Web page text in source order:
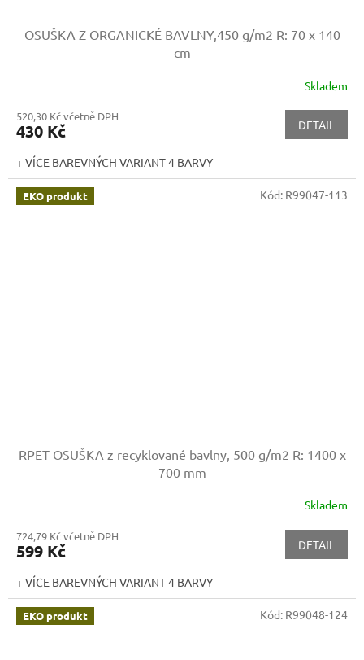
OSUŠKA Z ORGANICKÉ BAVLNY,450 g/m2 R: 70 x 140
cm
Skladem
520,30 Kč včetně DPH
430 Kč DETAIL
+ VÍCE BAREVNÝCH VARIANT 4 BARVY
EKO produkt
RPET OSUŠKA z recyklované bavlny, 500 g/m2 R: 1400 x
700 mm
Skladem
724,79 Kč včetně DPH
599 Kč DETAIL
+ VÍCE BAREVNÝCH VARIANT 4 BARVY
Kód: R99047-113
EKO produkt Kód: R99048-124